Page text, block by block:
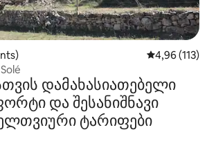
საშუალო
4,96 (113)
დამახასიათებელი
და შესანიშნავი
ტარიფები